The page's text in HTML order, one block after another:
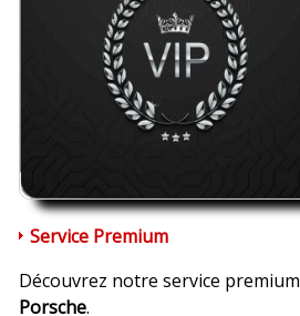
Service Premium
Découvrez notre service premium
Porsche.